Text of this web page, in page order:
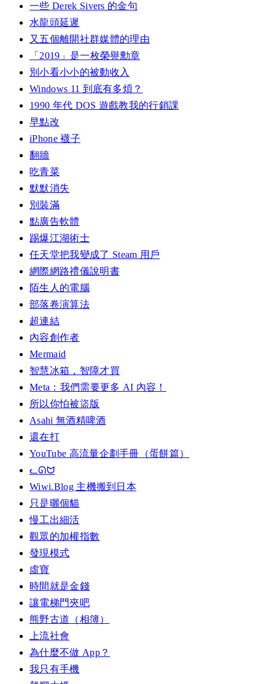
一些 Derek Sivers 的金句
水龍頭延遲
又五個離開社群媒體的理由
「2019」是一枚榮譽勳章
別小看小小的被動收入
Windows 11 到底有多煩？
1990 年代 DOS 遊戲教我的行銷課
早點改
iPhone 襪子
翻牆
吃青菜
默默消失
別裝滿
點廣告軟體
踢爆江湖術士
任天堂把我變成了 Steam 用戶
網際網路禮儀說明書
陌生人的電腦
部落卷演算法
超連結
內容創作者
Mermaid
智慧冰箱，智障才買
Meta：我們需要更多 AI 內容！
所以你怕被盜版
Asahi 無酒精啤酒
還在打
YouTube 高流量企劃手冊（蛋餅篇）
ᓚᘏᗢ
Wiwi.Blog 主機搬到日本
只是曬個貓
慢工出細活
觀眾的加權指數
發現模式
虛寶
時間就是金錢
讓電梯門夾吧
熊野古道（相簿）
上流社會
為什麼不做 App？
我只有手機